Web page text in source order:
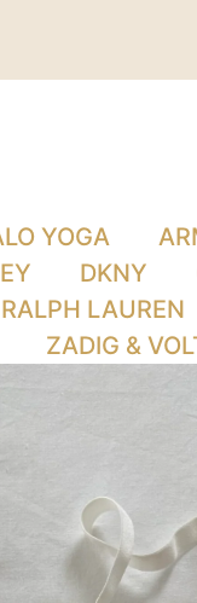
YOGA
DKNY
LAUREN
ZADIG &